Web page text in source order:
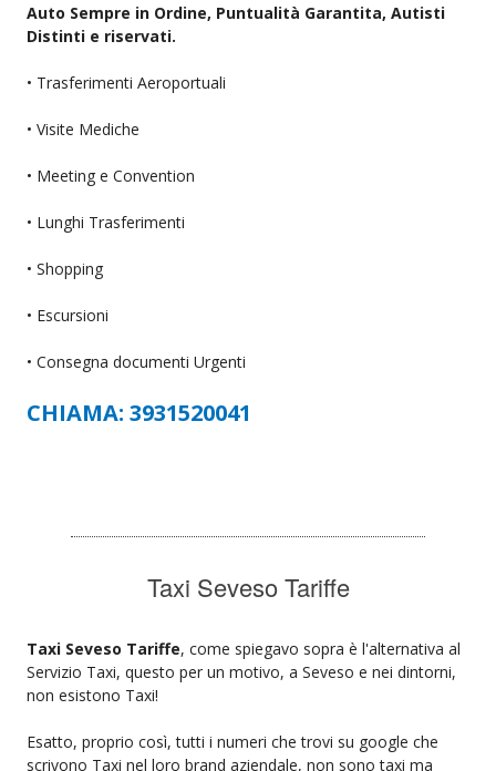
Auto Sempre in Ordine, Puntualità Garantita, Autisti
Distinti e riservati.
• Trasferimenti Aeroportuali
• Visite Mediche
• Meeting e Convention
• Lunghi Trasferimenti
• Shopping
• Escursioni
• Consegna documenti Urgenti
CHIAMA: 3931520041
Taxi Seveso Tariffe
Taxi Seveso Tariffe, come spiegavo sopra è l'alternativa al
Servizio Taxi, questo per un motivo, a Seveso e nei dintorni,
non esistono Taxi!
Esatto, proprio così, tutti i numeri che trovi su google che
scrivono Taxi nel loro brand aziendale, non sono taxi ma